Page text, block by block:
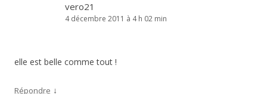
vero21
4 décembre 2011 à 4 h 02 min
elle est belle comme tout !
Répondre ↓